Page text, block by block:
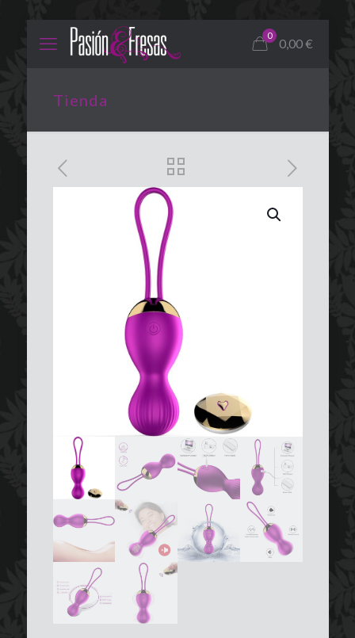
0
0,00€
Tienda